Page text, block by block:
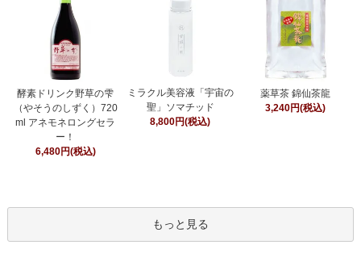
酵素ドリンク野草の雫
（やそうのしずく）720
ml アネモネロングセラ
ー！
6,480円(税込)
ミラクル美容液「宇宙の
聖」ソマチッド
8,800円(税込)
薬草茶 錦仙茶龍
3,240円(税込)
もっと見る